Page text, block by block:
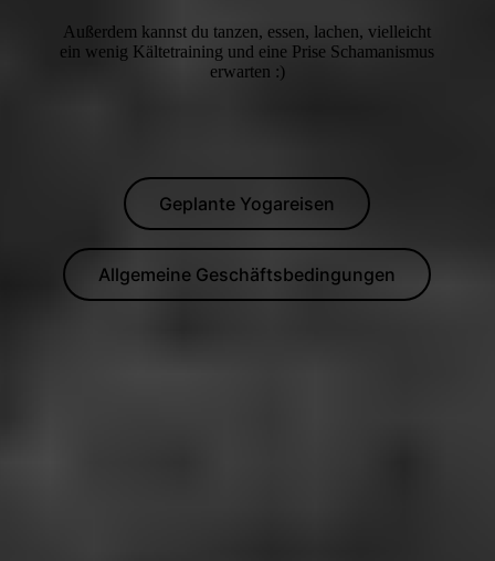
Außerdem kannst du tanzen, essen, lachen, vielleicht
ein wenig Kältetraining und eine Prise Schamanismus
erwarten :)
Geplante Yogareisen
Allgemeine Geschäftsbedingungen